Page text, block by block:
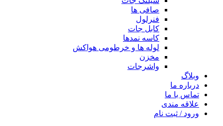
صافی ها
فنرلول
کابل جات
کاسه نمدها
لوله ها و خرطومی هواکش
مخزن
واشرجات
وبلاگ
درباره ما
تماس با ما
علاقه مندی
ورود / ثبت نام